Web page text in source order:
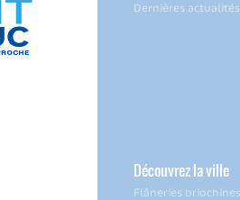
Dernières actualités
Découvrez la ville
Flâneries briochines